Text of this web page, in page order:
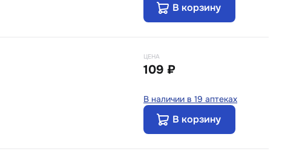
В корзину
ЦЕНА
109 ₽
В наличии в 19 аптеках
В корзину